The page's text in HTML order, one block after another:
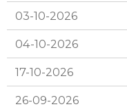
03-10-2026
04-10-2026
17-10-2026
26-09-2026